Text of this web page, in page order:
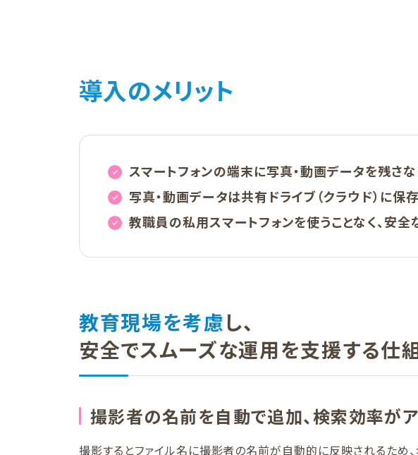
導入のメリット
スマートフォンの端末に写真・動画データを残さ
写真・動画データは共有ドライブ（クラウド）に
教職員の私用スマートフォンを使うことなく、安全
教育現場を考慮し、
安全でスムーズな運用を支援する仕
撮影者の名前を自動で追加、検索効率が
撮影するとファイル名に撮影者の名前が自動的に反映されるため、